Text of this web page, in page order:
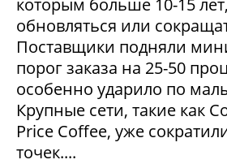
обновляться или
Поставщики подняли
порог заказа на 25-50
особенно ударило по
Крупные сети, такие как
Price Coffee, уже
точек....